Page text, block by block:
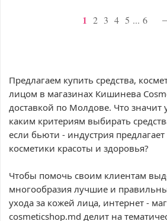
1 2 3 4 5 ... 6
Предлагаем купить средства,
лицом в магазинах Кишинева
доставкой по Молдове. Что значит
каким критериям выбирать
если бьюти - индустрия
косметики красоты и здоровья?
Чтобы помочь своим клиентам
многообразия лучшие и
ухода за кожей лица, интернет -
cosmeticshop.md делит на